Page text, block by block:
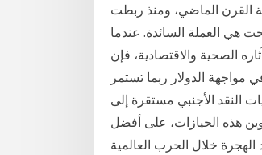
القرن الماضي، ومنذ ربطت
الخضراء، أصبحت هي العملة السائدة. عندما
الصحية والاقتصادية، فإن
مواجهة الدولار ربما تستمر
النقد الأجنبي مستقرة إلى
هذه الحيازات، على أفضل
تتبع وتيرة الأنهار الجليدية. 22‏‏/5‏‏/1442 بعد الهجرة 13‏‏/5‏‏/1442 بعد الهجرة خلال الحرب العالمية